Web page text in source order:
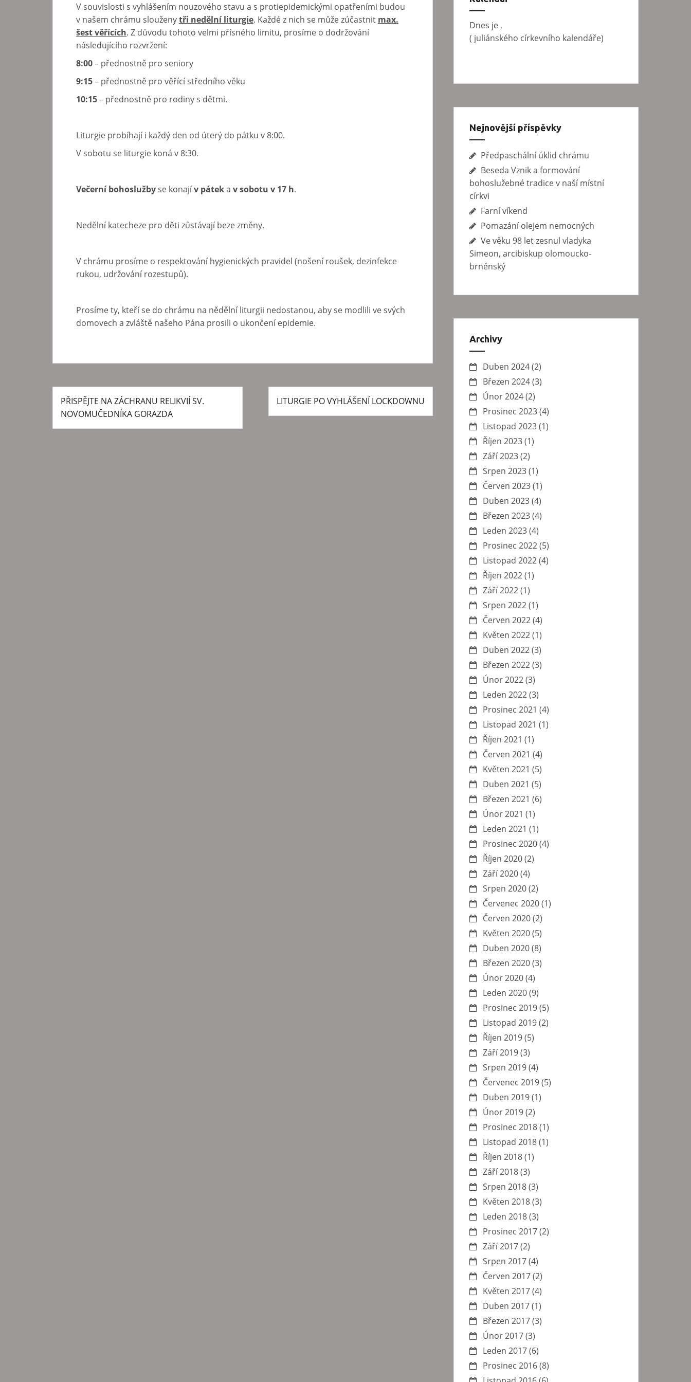
V souvislosti s vyhlášením nouzového stavu a s protiepidemickými opatřeními budou
v našem chrámu slouženytři nedělní liturgie. Každé z nich se může zúčastnit max.
šest věřících. Z důvodu tohoto velmi přísného limitu, prosíme o dodržování
následujícího rozvržení:
8:00– přednostně pro seniory
9:15– přednostně pro věřící středního věku
10:15– přednostně pro rodiny s dětmi.
Liturgie probíhají i každý den od úterý do pátku v 8:00.
V sobotu se liturgie koná v 8:30.
Večerní bohoslužbyse konajív páteka v sobotu v 17 h.
Nedělní katecheze pro děti zůstávají beze změny.
V chrámu prosíme o respektování hygienických pravidel (nošení roušek, dezinfekce
rukou, udržování rozestupů).
Prosíme ty, kteří se do chrámu na nědělní liturgii nedostanou, aby se modlili ve svých
domovech a zvláště našeho Pána prosili o ukončení epidemie.
N
PŘISPĚJTE NA ZÁCHRANU RELIKVIÍ SV.
NOVOMUČEDNÍKA GORAZDA
LITURGIE PO VYHLÁŠENÍ LOCKDOWNU
v
á
n
Dnes je ,
( juliánského církevního kalendáře)
Nejnovější příspěvky
Předpaschální úklid chrámu
Beseda Vznik a formování
bohoslužebné tradice v naší místní
církvi
Farní víkend
Pomazání olejem nemocných
Ve věku 98 let zesnul vladyka
Simeon, arcibiskup olomoucko-
brněnský
Archivy
Duben 2024(2)
Březen 2024(3)
Únor 2024(2)
Prosinec 2023(4)
Listopad 2023(1)
Říjen 2023(1)
Září 2023(2)
Srpen 2023(1)
Červen 2023(1)
Duben 2023(4)
Březen 2023(4)
Leden 2023(4)
Prosinec 2022(5)
Listopad 2022(4)
Říjen 2022(1)
Září 2022(1)
Srpen 2022(1)
Červen 2022(4)
Květen 2022(1)
Duben 2022(3)
Březen 2022(3)
Únor 2022(3)
Leden 2022(3)
Prosinec 2021 (4)
Listopad 2021 (1)
Říjen 2021 (1)
Červen 2021 (4)
Květen 2021 (5)
Duben 2021 (5)
Březen 2021 (6)
Únor 2021 (1)
Leden 2021 (1)
Prosinec 2020(4)
Říjen 2020(2)
Září 2020(4)
Srpen 2020(2)
Červenec 2020(1)
Červen 2020(2)
Květen 2020(5)
Duben 2020(8)
Březen 2020(3)
Únor 2020(4)
Leden 2020(9)
Prosinec 2019(5)
Listopad 2019(2)
Říjen 2019(5)
Září 2019(3)
Srpen 2019(4)
Červenec 2019(5)
Duben 2019(1)
Únor 2019(2)
Prosinec 2018(1)
Listopad 2018(1)
Říjen 2018(1)
Září 2018(3)
Srpen 2018(3)
Květen 2018(3)
Leden 2018(3)
Prosinec 2017(2)
Září 2017(2)
Srpen 2017(4)
Červen 2017(2)
Květen 2017(4)
Duben 2017(1)
Březen 2017(3)
Únor 2017(3)
Leden 2017(6)
Prosinec 2016(8)